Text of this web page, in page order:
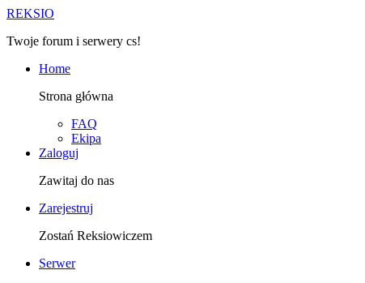
REKSIO
Twoje forum i serwery cs!
Home
Strona główna
FAQ
Ekipa
Zaloguj
Zawitaj do nas
Zarejestruj
Zostań Reksiowiczem
Serwer